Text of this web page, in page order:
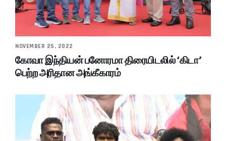
NOVEMBER 25, 2022
கோவா இந்தியன் பனோரமா திரையிடலில் ‘கிடா’
பெற்ற அரிதான அங்கீகாரம்